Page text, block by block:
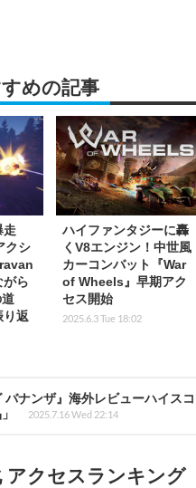
めの記事
走
クシ
がら
り返
ハイファンタジーに轟
くV8エンジン！中世風
カーコンバット『War
of Wheels』早期アク
セス開始
2025.6.3 Tue 18:02
バナンザ』海外レビューハイス
2025.7.16 Wed 22:14
アクセスランキング